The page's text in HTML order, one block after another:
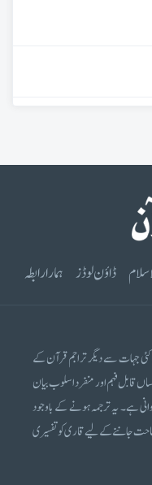
ڈاؤن لوڈز ہمارا رابطہ
جہات سے دیگر تراجم قرآن کے
قابل فہم اور منفرد اسلوب بیان
ہے۔ یہ ترجمہ ہونے کے باوجود
جاننے کے لیے قاری کو تفسیری